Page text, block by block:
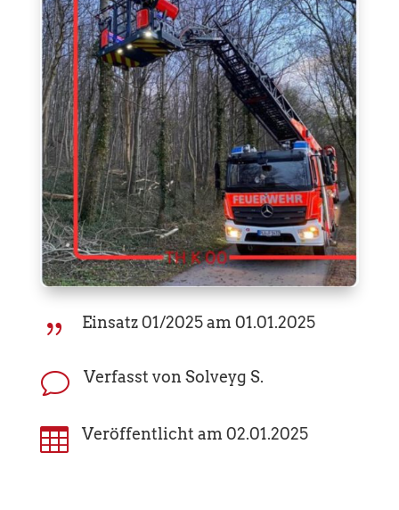
{ Einsatz 01/2025 am 01.01.2025
v Verfasst von Solveyg S.
 Veröffentlicht am 02.01.2025